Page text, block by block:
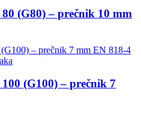
(G80) – prečnik 10 mm
(G100) – prečnik 7